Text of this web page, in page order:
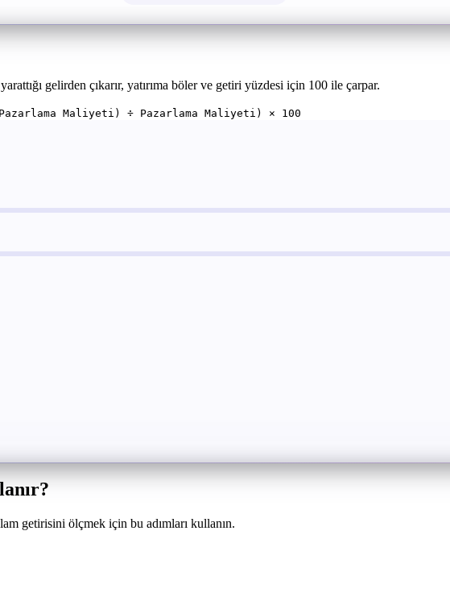
gelirden çıkarır, yatırıma böler ve getiri yüzdesi için 100 ile çarpar.
Maliyeti) ÷ Pazarlama Maliyeti) × 100
getirisini ölçmek için bu adımları kullanın.